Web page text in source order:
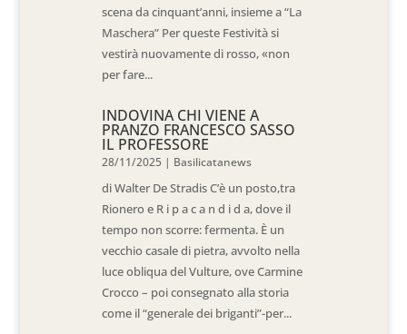
scena da cinquant’anni, insieme a “La
Maschera” Per queste Festività si
vestirà nuovamente di rosso, «non
per fare...
INDOVINA CHI VIENE A
PRANZO FRANCESCO SASSO
IL PROFESSORE
28/11/2025 | Basilicatanews
di Walter De Stradis C’è un posto,tra
Rionero e R i p a c a n d i d a, dove il
tempo non scorre: fermenta. È un
vecchio casale di pietra, avvolto nella
luce obliqua del Vulture, ove Carmine
Crocco – poi consegnato alla storia
come il “generale dei briganti”-per...